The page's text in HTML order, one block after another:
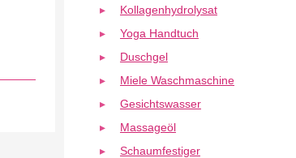
Kollagenhydrolysat
Yoga Handtuch
Duschgel
Miele Waschmaschine
Gesichtswasser
Massageöl
Schaumfestiger